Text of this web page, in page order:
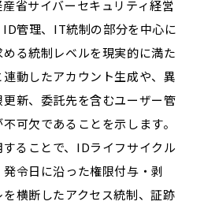
省サイバーセキュリティ経営
管理、IT統制の部分を中心に
る統制レベルを現実的に満た
動したアカウント生成や、異
新、委託先を含むユーザー管
可欠であることを示します。
ることで、IDライフサイクル
令日に沿った権限付与・剥
横断したアクセス統制、証跡